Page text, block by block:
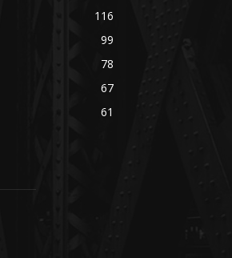
116
99
78
67
61